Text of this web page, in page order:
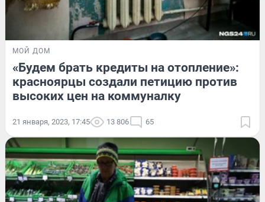
МОЙ ДОМ
«Будем брать кредиты на отопление»:
красноярцы создали петицию против
высоких цен на коммуналку
21 января, 2023, 17:45 13 806 65